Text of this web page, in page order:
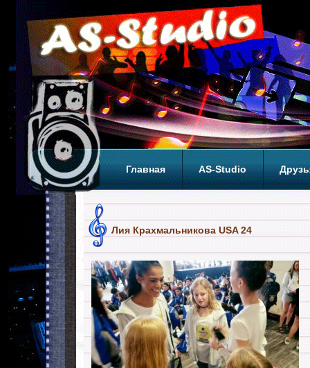
Главная AS-Studio
Лия Крахмальникова USA 24